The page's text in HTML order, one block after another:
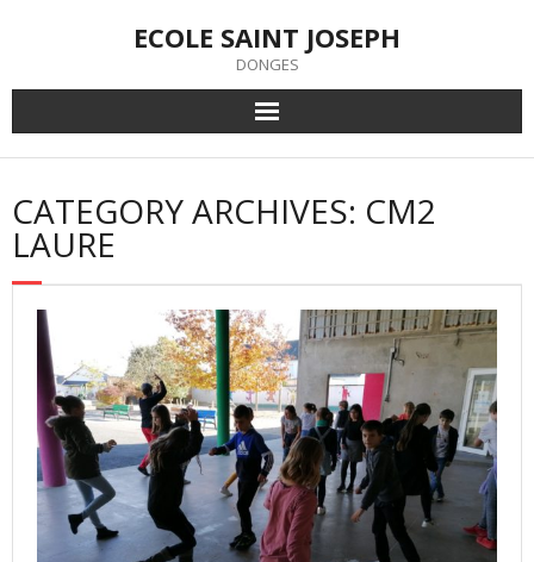
ECOLE SAINT JOSEPH
DONGES
CATEGORY ARCHIVES: CM2
LAURE